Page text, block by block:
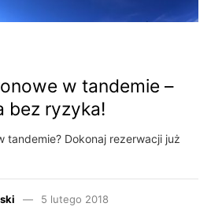
w tandemie –
bez ryzyka!
tandemie? Dokonaj rezerwacji już
5 lutego 2018